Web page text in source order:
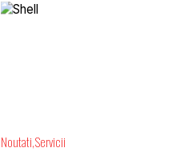
Noutati Servicii